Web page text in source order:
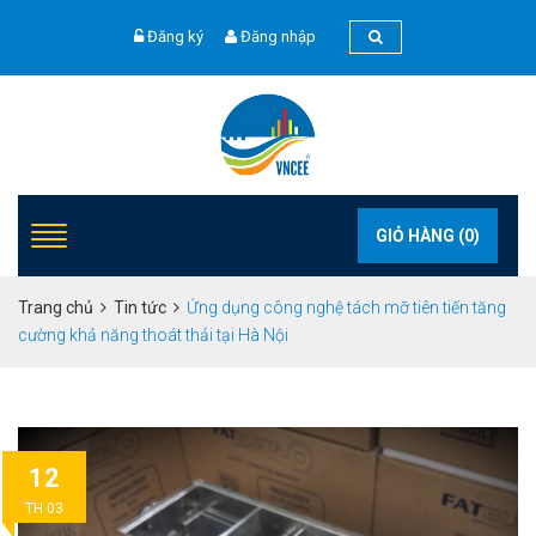
Đăng ký Đăng nhập
GIỎ HÀNG (0)
Trang chủ Tin tức
Ứng dụng công nghệ tách mỡ tiên tiến tăng
cường khả năng thoát thải tại Hà Nội
12
TH 03